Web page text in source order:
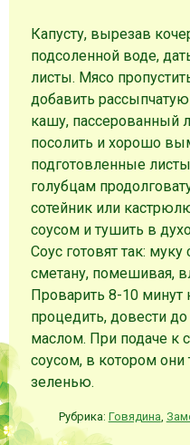
Капусту, вырезав
подсоленной воде,
листы. Мясо
добавить
кашу, пассерованный
посолить и хорошо
подготовленные
голубцам
сотейник или
соусом и тушить в
Соус готовят так:
сметану, помешивая,
Проварить 8-10 минут
процедить, довести
маслом. При подаче к
соусом, в котором
зеленью.
Рубрика: Говядина,